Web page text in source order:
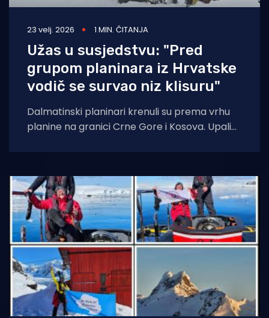
23 velj. 2026 1 MIN. ČITANJA
Užas u susjedstvu: "Pred
grupom planinara iz Hrvatske
vodič se survao niz klisuru"
Dalmatinski planinari krenuli su prema vrhu
planine na granici Crne Gore i Kosova. Upali